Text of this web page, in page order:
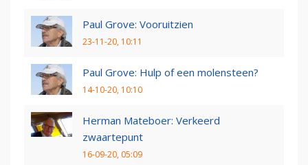
Paul Grove: Vooruitzien
23-11-20, 10:11
Paul Grove: Hulp of een molensteen?
14-10-20, 10:10
Herman Mateboer: Verkeerd
zwaartepunt
16-09-20, 05:09